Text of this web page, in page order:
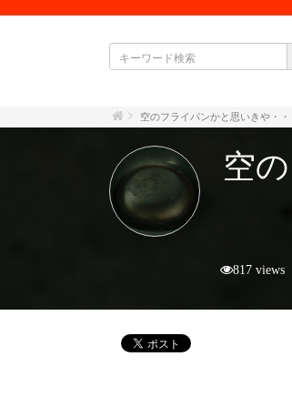
空のフライパンかと思いきや・
空
817 views